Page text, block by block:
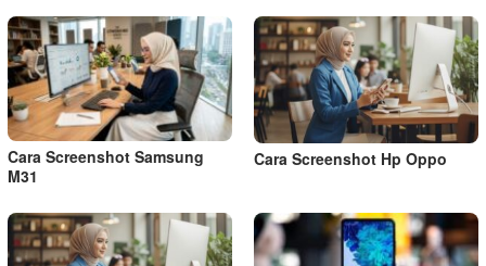
Cara Screenshot Samsung
M31
Cara Screenshot Hp Oppo